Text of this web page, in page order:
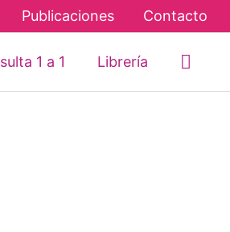
Publicaciones Contacto
1 a 1 Librería Buscar